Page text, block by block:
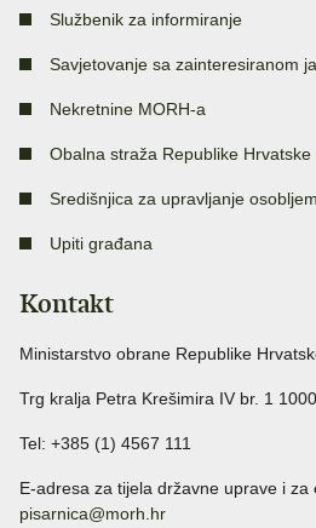
Službenik za informiranje
Savjetovanje sa zainteresiranom
Nekretnine MORH-a
Obalna straža Republike Hrvatske
Središnjica za upravljanje osobljem
Upiti građana
Kontakt
Ministarstvo obrane Republike
Trg kralja Petra Krešimira IV br. 1
Tel: +385 (1) 4567 111
E-adresa za tijela državne uprave i za
pisarnica@morh.hr